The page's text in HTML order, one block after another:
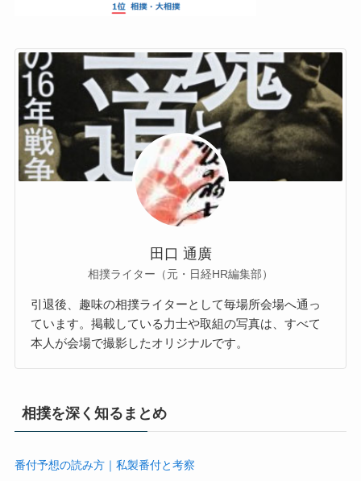
田口 通廣
相撲ライター（元・日経HR編集部）
引退後、趣味の相撲ライターとして毎場所会場へ通っ
ています。掲載している力士や取組の写真は、すべて
本人が会場で撮影したオリジナルです。
相撲を深く知るまとめ
番付予想の読み方｜私製番付と考察